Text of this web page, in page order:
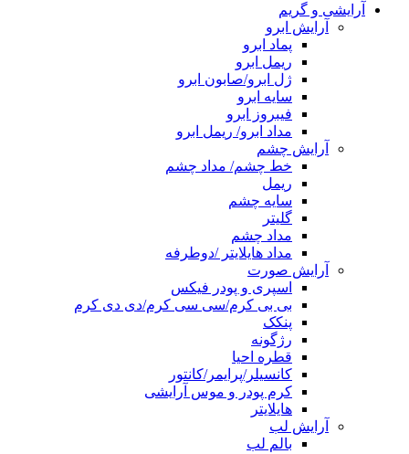
آرایشی و گریم
آرایش ابرو
پماد ابرو
ریمل ابرو
ژل ابرو/صابون ابرو
سایه ابرو
فیبروز ابرو
مداد ابرو/ ریمل ابرو
آرایش چشم
خط چشم/ مداد چشم
ریمل
سایه چشم
گلیتر
مداد چشم
مداد هایلایتر /دوطرفه
آرایش صورت
اسپری و پودر فیکس
بی بی کرم/سی سی کرم/دی دی کرم
پنکک
رژگونه
قطره احیا
کانسیلر/پرایمر/کانتور
کرم پودر و موس آرایشی
هایلایتر
آرایش لب
بالم لب